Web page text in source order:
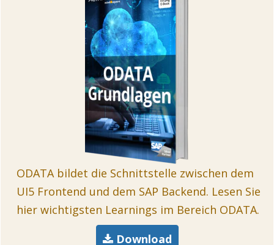
ODATA bildet die Schnittstelle zwischen dem
UI5 Frontend und dem SAP Backend. Lesen Sie
hier wichtigsten Learnings im Bereich ODATA.
Download